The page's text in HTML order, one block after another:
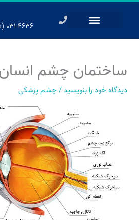
پرش
۰۳۱-۴۶۳۶ (شنبه تا پنج شنبه)
ساختمان چشم
دیدگاه‌ خود را بنویسید/چشم پزشکی